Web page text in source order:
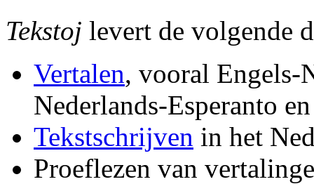
Tekstoj levert de volgende
Vertalen, vooral Engels-
Nederlands-Esperanto
Tekstschrijven in het
Proeflezen van